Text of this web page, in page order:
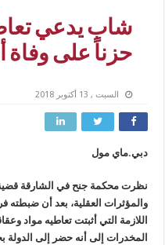
شاب يدعي
حزناً على وفاة
السبت , 13 أكتوبر 2018
دبي.ماي مول
نظرت محكمة جنح في الشارقة
والمؤثرات العقلية، بعد أن ضبطته
اللازمة التي أثبتت تعاطيه مواد
المخدرات إلى أنه حضر إلى الدولة